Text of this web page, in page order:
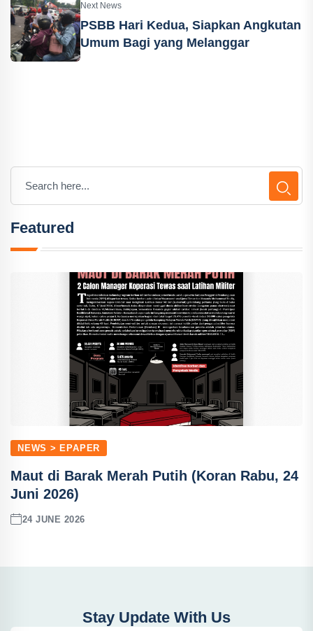
Next News
PSBB Hari Kedua, Siapkan Angkutan
Umum Bagi yang Melanggar
Featured
NEWS > EPAPER
Maut di Barak Merah Putih (Koran Rabu, 24
Juni 2026)
24 JUNE 2026
Stay Update With Us